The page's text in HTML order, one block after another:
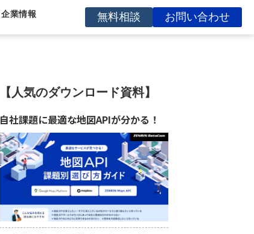
企業情報 無料相談 お問い合わせ
【人気のダウンロード資料】
自社課題に最適な地図APIが分かる！